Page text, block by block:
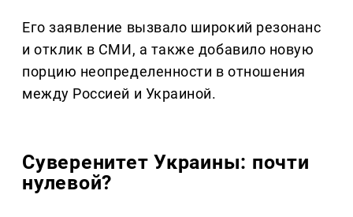
Его заявление вызвало широкий резонанс
и отклик в СМИ, а также добавило новую
порцию неопределенности в отношения
между Россией и Украиной.
Суверенитет Украины: почти
нулевой?